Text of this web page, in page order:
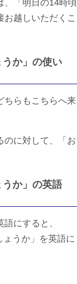
、「明日の14時頃
越しいただくこ
うか」の使い
ちらもこちらへ来
のに対して、「お
うか」の英語
にすると、
ょうか」を英語に